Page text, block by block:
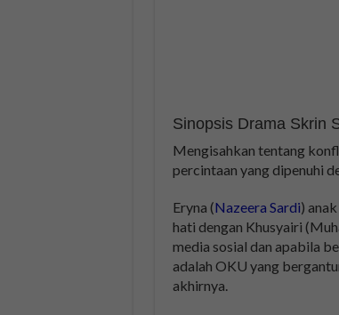
Sinopsis Drama Skrin
Mengisahkan tentang
percintaan yang dipenuhi
Eryna (Nazeera Sardi)
hati dengan Khusyairi
media sosial dan apabila
adalah OKU yang
akhirnya.